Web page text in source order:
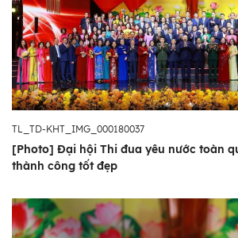
TL_TD-KHT_IMG_000180037
[Photo] Đại hội Thi đua yêu nước toàn
thành công tốt đẹp